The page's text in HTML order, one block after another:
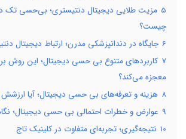
5
چیست؟
6 جایگاه در دندانپزشکی مدرن؛ ارتباط دیجیتال
7 کاربردهای متنوع بی حسی دیجیتال؛ این روش
معجزه می‌کند؟
8 هزینه‌ و تعرفه‌های بی حسی دیجیتال؛ آیا ارزشش
9 عوارض و خطرات احتمالی بی حسی دیجیتال؛
10 نتیجه‌گیری؛ تجربه‌ای متفاوت در کلینیک تاج